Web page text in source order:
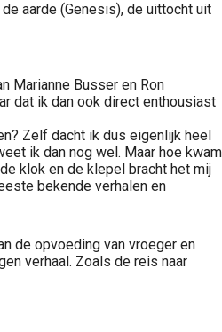
aarde (Genesis), de uittocht uit
Marianne Busser en Ron
dat ik dan ook direct enthousiast
Zelf dacht ik dus eigenlijk heel
ik dan nog wel. Maar hoe kwam
klok en de klepel bracht het mij
bekende verhalen en
de opvoeding van vroeger en
verhaal. Zoals de reis naar